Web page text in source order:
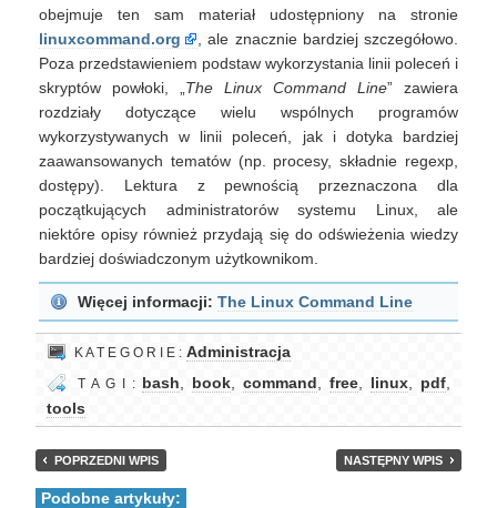
obejmuje ten sam materiał udostępniony na stronie
linuxcommand.org
, ale znacznie bardziej szczegółowo.
Poza przedstawieniem podstaw wykorzystania linii poleceń i
skryptów powłoki, „ The Linux Command Line” zawiera
rozdziały dotyczące wielu wspólnych programów
wykorzystywanych w linii poleceń, jak i dotyka bardziej
zaawansowanych tematów (np. procesy, składnie regexp,
dostępy). Lektura z pewnością przeznaczona dla
początkujących administratorów systemu Linux, ale
niektóre opisy również przydają się do odświeżenia wiedzy
bardziej doświadczonym użytkownikom.
Więcej informacji: The Linux Command Line
K A T E G O R I E : Administracja
T A G I : bash book ,command ,free linux pdf
tools
POPRZEDNI WPIS NASTĘPNY WPIS
Podobne artykuły: